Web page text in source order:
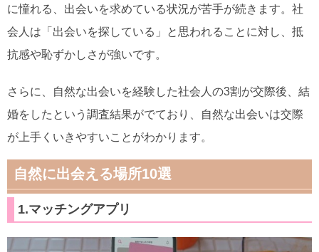
に憧れる、出会いを求めている状況が苦手が続きます。社
会人は「出会いを探している」と思われることに対し、抵
抗感や恥ずかしさが強いです。
さらに、自然な出会いを経験した社会人の3割が交際後、結
婚をしたという調査結果がでており、自然な出会いは交際
が上手くいきやすいことがわかります。
自然に出会える場所10選
1.マッチングアプリ